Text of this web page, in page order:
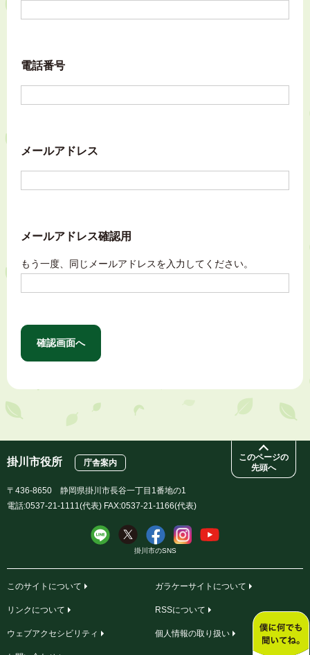
電話番号
メールアドレス
メールアドレス確認用
もう一度、同じメールアドレスを入力してください。
このページの
先頭へ
掛川市役所 庁舎案内
〒436-8650 静岡県掛川市長谷一丁目1番地の1
電話:0537-21-1111(代表) FAX:0537-21-1166(代表)
掛川市のSNS
このサイトについて ガラケーサイトについて
リンクについて RSSについて
ウェブアクセシビリティ 個人情報の取り扱い